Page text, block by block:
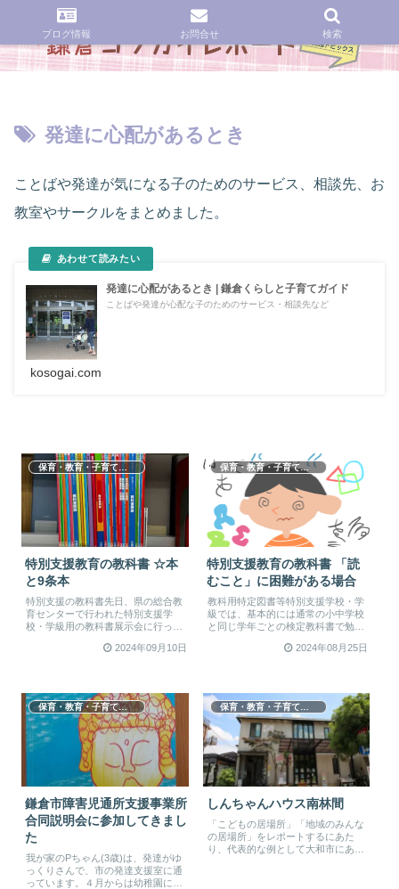
発達に心配があるとき
ことばや発達が気になる子のためのサービス、相談先、お
教室やサークルをまとめました。
発達に心配があるとき | 鎌倉くらしと子育てガイド
ことばや発達が心配な子のためのサービス・相談先など
kosogai.com
特別支援教育の教科書 ☆本
と9条本
特別支援の教科書先日、県の総合教
育センターで行われた特別支援学
校・学級用の教科書展示会に行って
2024年09月10日
保育・教育・子育て支援
特別支援教育の教科書 「読
むこと」に困難がある場合
教科用特定図書等特別支援学校・学
級では、基本的には通常の小中学校
と同じ学年ごとの検定教科書で勉強
2024年08月25日
保育・教育・子育て支援
鎌倉市障害児通所支援事業所
合同説明会に参加してきまし
た
我が家のPちゃん(3歳)は、発達がゆ
っくりさんで、市の発達支援室に通
っています。４月からは幼稚園に通
しんちゃんハウス南林間
「こどもの居場所」「地域のみんな
の居場所」をレポートするにあた
り、代表的な例として大和市にある
ブログ情報 お問合せ 検索